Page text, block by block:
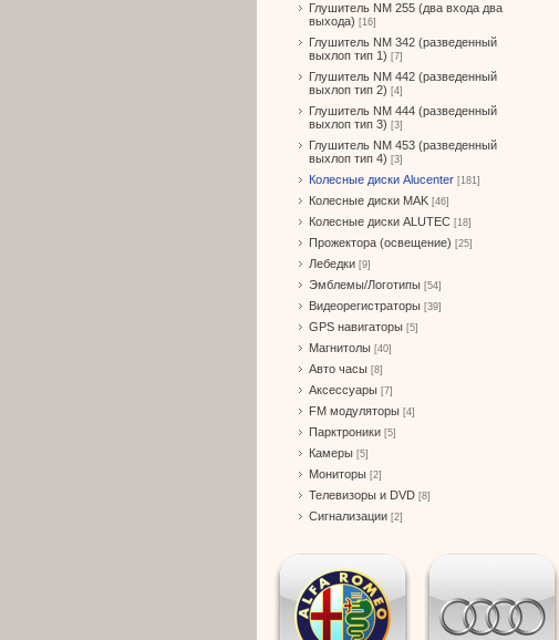
Глушитель NM 255 (два входа два
выхода) [16]
Глушитель NM 342 (разведенный
выхлоп тип 1) [7]
Глушитель NM 442 (разведенный
выхлоп тип 2) [4]
Глушитель NM 444 (разведенный
выхлоп тип 3) [3]
Глушитель NM 453 (разведенный
выхлоп тип 4) [3]
Колесные диски Alucenter [181]
Колесные диски MAK [46]
Колесные диски ALUTEC [18]
Прожектора (освещение) [25]
Лебедки [9]
Эмблемы/Логотипы [54]
Видеорегистраторы [39]
GPS навигаторы [5]
Магнитолы [40]
Авто часы [8]
Аксессуары [7]
FM модуляторы [4]
Парктроники [5]
Камеры [5]
Мониторы [2]
Телевизоры и DVD [8]
Сигнализации [2]